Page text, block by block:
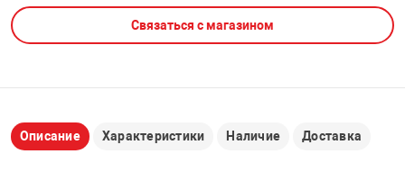
PCI АДАПТЕРЫ
USB
CD-DVD ДИСКИ
ЛЕНТА ДЛЯ
ДОМА
ТЕХНИКА
Связаться с магазином
Описание Характеристики Наличие Доставка